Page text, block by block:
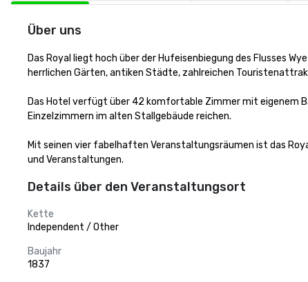
Über uns
Das Royal liegt hoch über der Hufeisenbiegung des Flusses
herrlichen Gärten, antiken Städte, zahlreichen
Das Hotel verfügt über 42 komfortable Zimmer mit eigenem
Einzelzimmern im alten Stallgebäude reichen.
Mit seinen vier fabelhaften Veranstaltungsräumen ist das
und Veranstaltungen.
Details über den Veranstaltungsort
Kette
Independent / Other
Baujahr
1837